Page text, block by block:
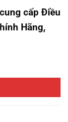
cấp Điều
Hãng,
Giá Rẻ số lượng